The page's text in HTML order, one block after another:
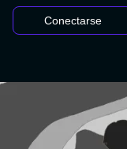
Conectarse